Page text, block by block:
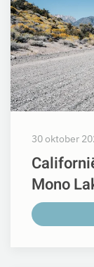
30 oktober
Mono